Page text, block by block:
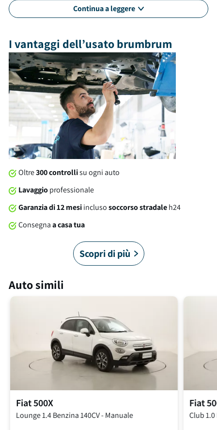
massima di 200 km/h. Con un consumo medio di 4.3 litri ogni
100 km. Questa vettura usata è adatta anche per neopatentati.
di colore nero. Questa auto ha 5 porte, 5 posti a sedere e un
bagagliaio con capacità di 350 litri. Tra gli optional e le
dotazioni troviamo: isofix, ruotino di scorta, usb e tanto altro
ancora. Al momento della consegna, questa auto sarà
soggetta a lavaggio professionale compreso nel prezzo. Su
tutte le nostre auto offriamo una garanzia brumbrum di 12
mesi dalla consegna con soccorso stradale 24/7 in Italia e in
Europa. È arrivato il momento di allacciare le cinture!
Continua a leggere
I vantaggi dell’usato brumbrum
Oltre300 controllisu ogni auto
Lavaggioprofessionale
Garanzia di 12 mesiinclusosoccorso stradaleh24
Consegnaa casa tua
Scopri di più
Auto simili
Fiat500X
Lounge1.4 Benzina 140CV-Manuale
Fiat
Club